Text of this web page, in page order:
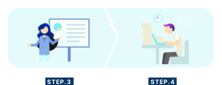
STEP.3 STEP.4